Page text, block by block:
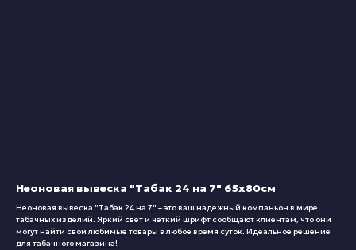
Неоновая вывеска "Табак 24 на 7" 65х80см
Неоновая вывеска "Табак 24 на 7" – это ваш надежный компаньон в мире
табачных изделий. Яркий свет и четкий шрифт сообщают клиентам, что они
могут найти свои любимые товары в любое время суток. Идеальное решение
для табачного магазина!